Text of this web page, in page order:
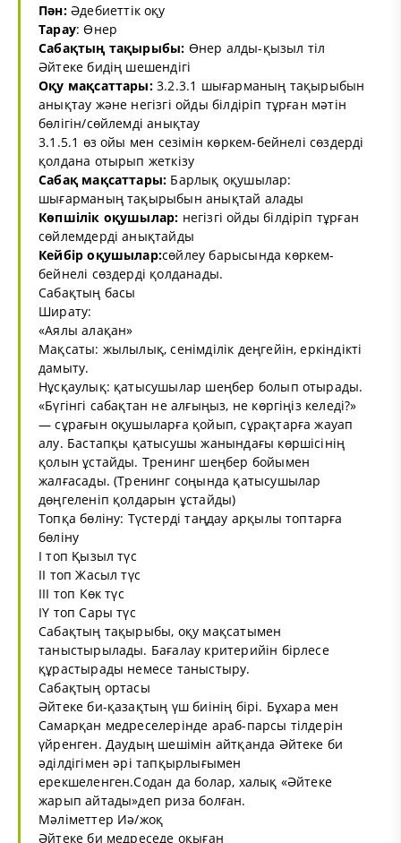
Пән: Әдебиеттік оқу
Тарау: Өнер
Сабақтың тақырыбы: Өнер алды-қызыл тіл
Әйтеке бидің шешендігі
Оқу мақсаттары:3.2.3.1 шығарманың тақырыбын
анықтау және негізгі ойды білдіріп тұрған мәтін
бөлігін/сөйлемді анықтау
3.1.5.1 өз ойы мен сезімін көркем-бейнелі сөздерді
қолдана отырып жеткізу
Сабақ мақсаттары: Барлық оқушылар:
шығарманың тақырыбын анықтай алады
Көпшілік оқушылар: негізгі ойды білдіріп тұрған
сөйлемдерді анықтайды
Кейбір оқушылар:сөйлеу барысында көркем-
бейнелі сөздерді қолданады.
Сабақтың басы
Ширату:
«Аялы алақан»
Мақсаты: жылылық, сенімділік деңгейін, еркіндікті
дамыту.
Нұсқаулық: қатысушылар шеңбер болып отырады.
«Бүгінгі сабақтан не алғыңыз, не көргіңіз келеді?»
— сұрағын оқушыларға қойып, сұрақтарға жауап
алу. Бастапқы қатысушы жанындағы көршісінің
қолын ұстайды. Тренинг шеңбер бойымен
жалғасады. (Тренинг соңында қатысушылар
дөңгеленіп қолдарын ұстайды)
Топқа бөліну: Түстерді таңдау арқылы топтарға
бөліну
І топ Қызыл түс
ІІ топ Жасыл түс
ІІІ топ Көк түс
ІҮ топ Сары түс
Сабақтың тақырыбы, оқу мақсатымен
таныстырылады. Бағалау критерийін бірлесе
құрастырады немесе таныстыру.
Сабақтың ортасы
Әйтеке би-қазақтың үш биінің бірі. Бұхара мен
Самарқан медреселерінде араб-парсы тілдерін
үйренген. Даудың шешімін айтқанда Әйтеке би
әділдігімен әрі тапқырлығымен
ерекшеленген.Содан да болар, халық «Әйтеке
жарып айтады»деп риза болған.
Мәліметтер Иә/жоқ
Әйтеке би медреседе оқыған